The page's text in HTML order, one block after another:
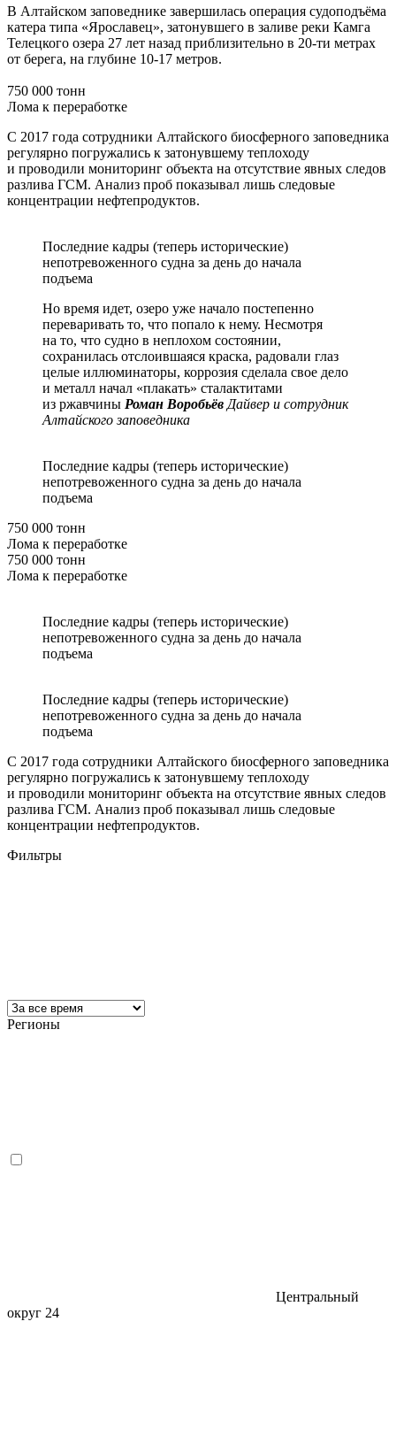
В Алтайском заповеднике завершилась операция судоподъёма
катера типа «Ярославец», затонувшего в заливе реки Камга
Телецкого озера 27 лет назад приблизительно в 20-ти метрах
от берега, на глубине 10-17 метров.
750 000 тонн
Лома к переработке
С 2017 года сотрудники Алтайского биосферного заповедника
регулярно погружались к затонувшему теплоходу
и проводили мониторинг объекта на отсутствие явных следов
разлива ГСМ. Анализ проб показывал лишь следовые
концентрации нефтепродуктов.
Последние кадры (теперь исторические)
непотревоженного судна за день до начала
подъема
Но время идет, озеро уже начало постепенно
переваривать то, что попало к нему. Несмотря
на то, что судно в неплохом состоянии,
сохранилась отслоившаяся краска, радовали глаз
целые иллюминаторы, коррозия сделала свое дело
и металл начал «плакать» сталактитами
из ржавчины Роман Воробьёв Дайвер и сотрудник
Алтайского заповедника
Последние кадры (теперь исторические)
непотревоженного судна за день до начала
подъема
750 000 тонн
Лома к переработке
750 000 тонн
Лома к переработке
Последние кадры (теперь исторические)
непотревоженного судна за день до начала
подъема
Последние кадры (теперь исторические)
непотревоженного судна за день до начала
подъема
С 2017 года сотрудники Алтайского биосферного заповедника
регулярно погружались к затонувшему теплоходу
и проводили мониторинг объекта на отсутствие явных следов
разлива ГСМ. Анализ проб показывал лишь следовые
концентрации нефтепродуктов.
Фильтры
Регионы
Центральный
округ 24